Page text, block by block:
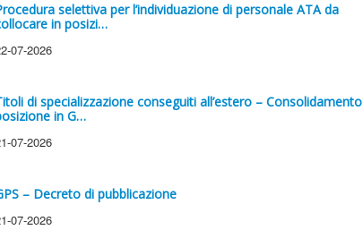
selettiva per l’individuazione di personale ATA da
in posizi…
07-2026
di specializzazione conseguiti all’estero – Consolidamento
in G…
07-2026
– Decreto di pubblicazione
07-2026